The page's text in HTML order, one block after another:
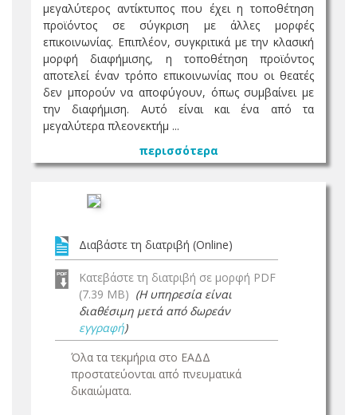
μεγαλύτερος αντίκτυπος που έχει η τοποθέτηση
προϊόντος σε σύγκριση με άλλες μορφές
επικοινωνίας. Επιπλέον, συγκριτικά με την κλασική
μορφή διαφήμισης, η τοποθέτηση προϊόντος
αποτελεί έναν τρόπο επικοινωνίας που οι θεατές
δεν μπορούν να αποφύγουν, όπως συμβαίνει με
την διαφήμιση. Αυτό είναι και ένα από τα
μεγαλύτερα πλεονεκτήμ ...
περισσότερα
Διαβάστε τη διατριβή (Online)
Κατεβάστε τη διατριβή σε μορφή PDF
(7.39 MB) (Η υπηρεσία είναι
διαθέσιμη μετά από δωρεάν
εγγραφή)
Όλα τα τεκμήρια στο ΕΑΔΔ
προστατεύονται από πνευματικά
δικαιώματα.